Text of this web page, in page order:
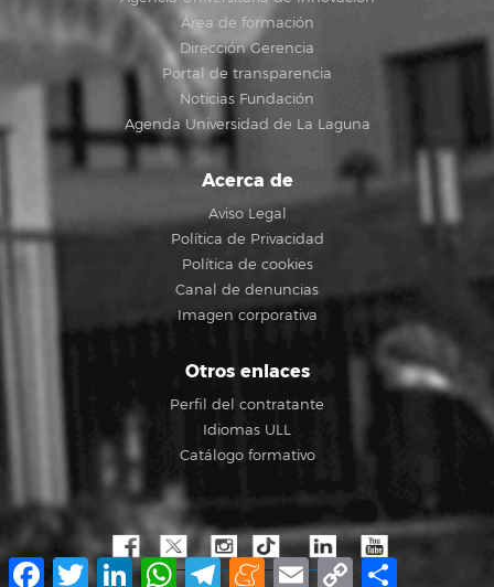
Área de formación
Dirección Gerencia
Portal de transparencia
Noticias Fundación
Agenda Universidad de La Laguna
Acerca de
Aviso Legal
Política de Privacidad
Política de cookies
Canal de denuncias
Imagen corporativa
Otros enlaces
Perfil del contratante
Idiomas ULL
Catálogo formativo
Facebook
TwitterLinkedInWhatsApp
TelegramMeneame
Email Copy